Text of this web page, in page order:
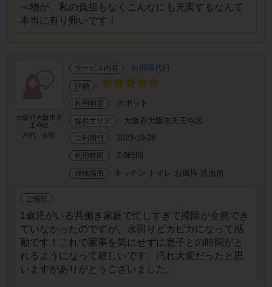
べ物が、私の負担もなくこんなにも充実するなんて
本当に有り難いです！
大阪府大阪市天
王寺区
20代
女性
サービス内容 お掃除代行
評価
利用頻度 スポット
提供エリア 大阪府大阪市天王寺区
ご利用日 2023-10-28
利用時間 2.0時間
掃除場所 キッチン トイレ お風呂 洗面所
ご感想
1歳児がいる共働き家庭で忙しすぎて掃除が全然でき
ていなかったのですが、水回りピカピカになって感
動です！これで家事を気にせずに息子との時間がと
れるようになって嬉しいです。汚れ大変だったと思
いますがありがとうございました。